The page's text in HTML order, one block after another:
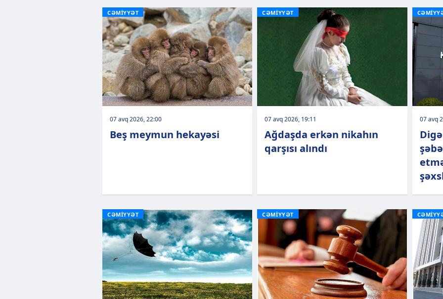
CƏMİYYƏT
07 avq 2026, 22:00
Beş meymun hekayəsi
CƏMİYYƏT
07 avq 2026, 19:11
Ağdaşda erkən nikahın
qarşısı alındı
07 avq
CƏMİYYƏT CƏMİYYƏT